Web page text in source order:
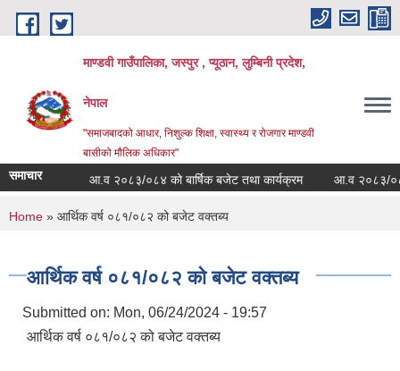
Skip to main content
माण्डवी गाउँपालिका, जस्पुर , प्यूठान, लुम्बिनी प्रदेश,
नेपाल
"समाजबादको आधार, निशुल्क शिक्षा, स्वास्थ्य र रोजगार माण्डवी
बासीको मौलिक अधिकार"
समाचार
सूचना आ.व २०८३/०८४ को बार्षिक बजेट तथा कार्यक्रम आ.व २०८३/०८४
You are here
Home » आर्थिक वर्ष ०८१/०८२ को बजेट वक्तब्य
आर्थिक वर्ष ०८१/०८२ को बजेट वक्तब्य
Submitted on: Mon, 06/24/2024 - 19:57
आर्थिक वर्ष ०८१/०८२ को बजेट वक्तब्य